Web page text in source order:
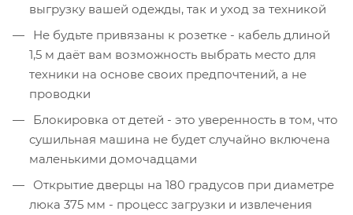
выгрузку вашей одежды, так и уход за техникой
Не будьте привязаны к розетке - кабель длиной
1,5 м даёт вам возможность выбрать место для
техники на основе своих предпочтений, а не
проводки
Блокировка от детей - это уверенность в том, что
сушильная машина не будет случайно включена
маленькими домочадцами
Открытие дверцы на 180 градусов при диаметре
люка 375 мм - процесс загрузки и извлечения